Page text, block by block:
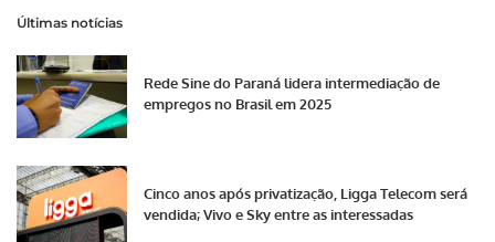
Últimas notícias
Rede Sine do Paraná lidera intermediação de
empregos no Brasil em 2025
Cinco anos após privatização, Ligga Telecom será
vendida; Vivo e Sky entre as interessadas